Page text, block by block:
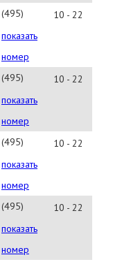
39
(495)
797-
94-
11
показать
номер
10 - 22
(495)
970-
14-
64
показать
номер
10 - 22
(495)
258-
43-
31
показать
номер
10 - 22
(495)
721-
23-
показать
номер
10 - 22